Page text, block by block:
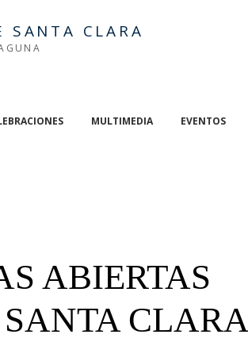
SANTA CLARA
MULTIMEDIA EVENTOS
ABIERTAS